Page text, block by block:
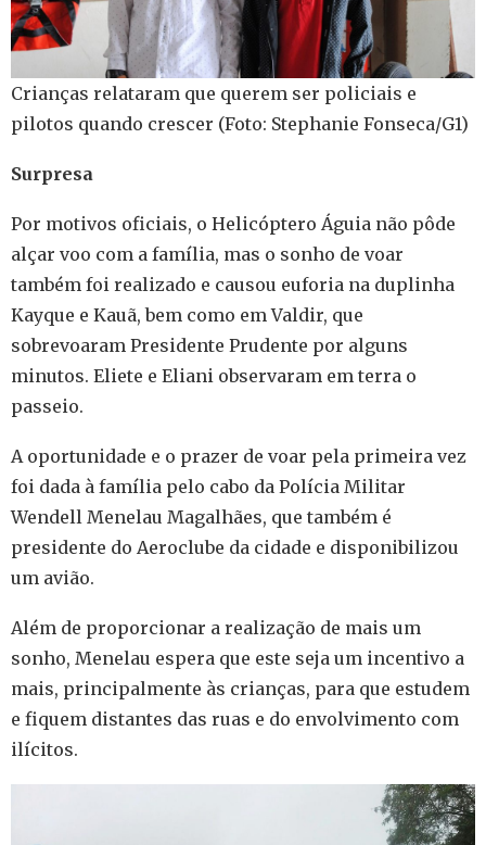
Crianças relataram que querem ser policiais e
pilotos quando crescer (Foto: Stephanie Fonseca/G1)
Surpresa
Por motivos oficiais, o Helicóptero Águia não pôde
alçar voo com a família, mas o sonho de voar
também foi realizado e causou euforia na duplinha
Kayque e Kauã, bem como em Valdir, que
sobrevoaram Presidente Prudente por alguns
minutos. Eliete e Eliani observaram em terra o
passeio.
A oportunidade e o prazer de voar pela primeira vez
foi dada à família pelo cabo da Polícia Militar
Wendell Menelau Magalhães, que também é
presidente do Aeroclube da cidade e disponibilizou
um avião.
Além de proporcionar a realização de mais um
sonho, Menelau espera que este seja um incentivo a
mais, principalmente às crianças, para que estudem
e fiquem distantes das ruas e do envolvimento com
ilícitos.